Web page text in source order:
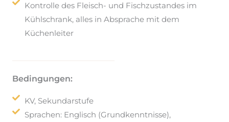
Kontrolle des Fleisch- und Fischzustandes im
Kühlschrank, alles in Absprache mit dem
Küchenleiter
Bedingungen:
KV, Sekundarstufe
Sprachen: Englisch (Grundkenntnisse),